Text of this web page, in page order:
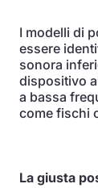
I modelli di
essere
sonora
dispositivo
a bassa
come fischi
La giusta